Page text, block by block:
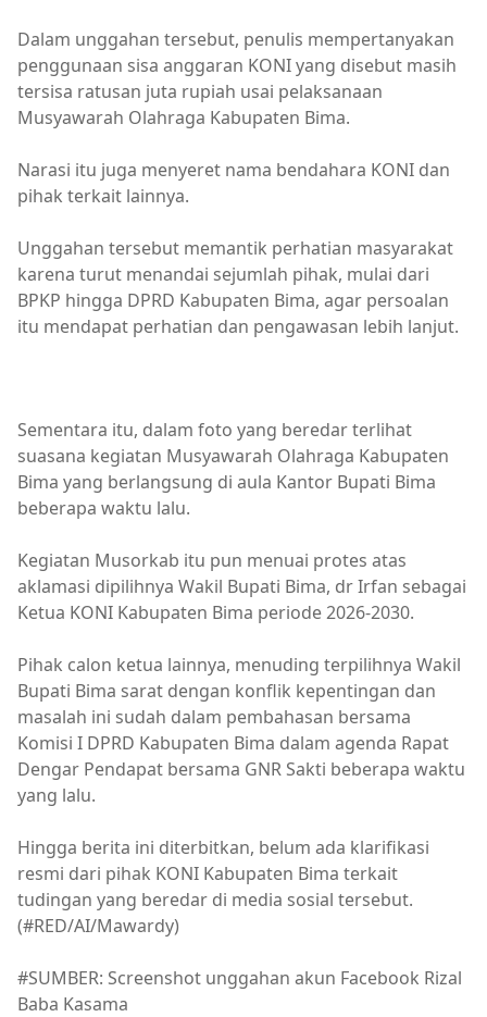
Dalam unggahan tersebut, penulis mempertanyakan
penggunaan sisa anggaran KONI yang disebut masih
tersisa ratusan juta rupiah usai pelaksanaan
Musyawarah Olahraga Kabupaten Bima.
Narasi itu juga menyeret nama bendahara KONI dan
pihak terkait lainnya.
Unggahan tersebut memantik perhatian masyarakat
karena turut menandai sejumlah pihak, mulai dari
BPKP hingga DPRD Kabupaten Bima, agar persoalan
itu mendapat perhatian dan pengawasan lebih lanjut.
Sementara itu, dalam foto yang beredar terlihat
suasana kegiatan Musyawarah Olahraga Kabupaten
Bima yang berlangsung di aula Kantor Bupati Bima
beberapa waktu lalu.
Kegiatan Musorkab itu pun menuai protes atas
aklamasi dipilihnya Wakil Bupati Bima, dr Irfan sebagai
Ketua KONI Kabupaten Bima periode 2026-2030.
Pihak calon ketua lainnya, menuding terpilihnya Wakil
Bupati Bima sarat dengan konflik kepentingan dan
masalah ini sudah dalam pembahasan bersama
Komisi I DPRD Kabupaten Bima dalam agenda Rapat
Dengar Pendapat bersama GNR Sakti beberapa waktu
yang lalu.
Hingga berita ini diterbitkan, belum ada klarifikasi
resmi dari pihak KONI Kabupaten Bima terkait
tudingan yang beredar di media sosial tersebut.
(#RED/AI/Mawardy)
#SUMBER: Screenshot unggahan akun Facebook Rizal
Baba Kasama